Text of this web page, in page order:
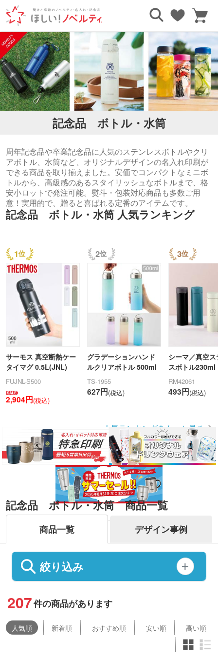
TOP 記念品 記念品 ボトル・水筒
記念品 ボトル・水筒
周年記念品や卒業記念品に人気のステンレスボトルやクリ
アボトル、水筒など、オリジナルデザインの名入れ印刷が
できる商品を取り揃えました。安価でコンパクトなミニボ
トルから、高級感のあるスタイリッシュなボトルまで、格
安小ロットで発注可能。熨斗・包装対応商品も多数ご用
意！実用的で、贈ると喜ばれる定番のアイテムです。
記念品 ボトル・水筒 人気ランキング
1
サーモス 真空断熱ケー
タイマグ 0.5L(JNL)
FUJNL-S500
2,904円(税込)
2
グラデーションハンド
ルクリアボトル 500ml
TS-1955
627円(税込)
3
シーマ／真空
スボトル230ml
RM42061
493円(税込)
人気ランキングをもっと見る
記念品 ボトル・水筒 商品一覧
商品一覧 デザイン事例
絞り込み
207件の商品があります
人気順 新着順 おすすめ順 安い順 高い順